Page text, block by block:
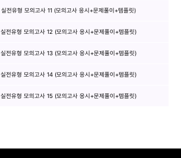
실전유형 모의고사 11 (모의고사 응시+문제풀이+템플릿)
실전유형 모의고사 12 (모의고사 응시+문제풀이+템플릿)
실전유형 모의고사 13 (모의고사 응시+문제풀이+템플릿)
실전유형 모의고사 14 (모의고사 응시+문제풀이+템플릿)
실전유형 모의고사 15 (모의고사 응시+문제풀이+템플릿)